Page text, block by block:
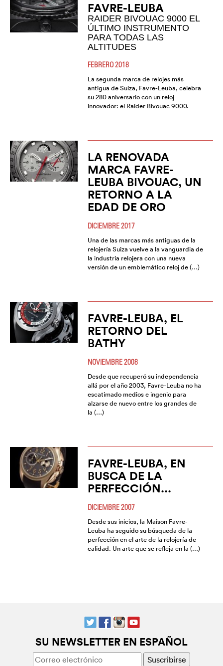
FAVRE-LEUBA
RAIDER BIVOUAC 9000 EL
ÚLTIMO INSTRUMENTO
PARA TODAS LAS
ALTITUDES
FEBRERO 2018
La segunda marca de relojes más
antigua de Suiza, Favre-Leuba, celebra
su 280 aniversario con un reloj
innovador: el Raider Bivouac 9000.
LA RENOVADA
MARCA FAVRE-
LEUBA BIVOUAC, UN
RETORNO A LA
EDAD DE ORO
DICIEMBRE 2017
Una de las marcas más antiguas de la
relojería Suiza vuelve a la vanguardia de
la industria relojera con una nueva
versión de un emblemático reloj de (…)
FAVRE-LEUBA, EL
RETORNO DEL
BATHY
NOVIEMBRE 2008
Desde que recuperó su independencia
allá por el año 2003, Favre-Leuba no ha
escatimado medios e ingenio para
alzarse de nuevo entre los grandes de
la (…)
FAVRE-LEUBA, EN
BUSCA DE LA
PERFECCIÓN...
DICIEMBRE 2007
Desde sus inicios, la Maison Favre-
Leuba ha seguido su búsqueda de la
perfección en el arte de la relojería de
calidad. Un arte que se refleja en la (…)
SU NEWSLETTER EN ESPAÑOL